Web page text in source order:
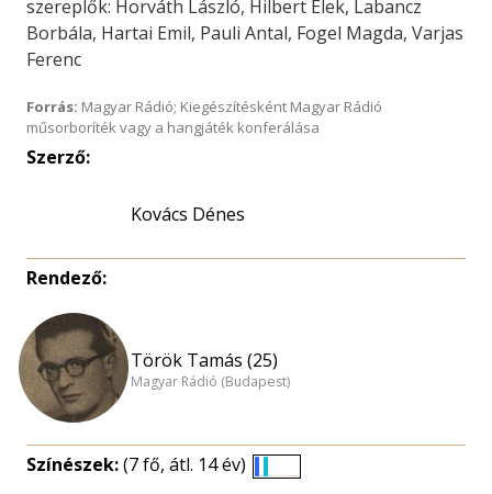
szereplők: Horváth László, Hilbert Elek, Labancz
Borbála, Hartai Emil, Pauli Antal, Fogel Magda, Varjas
Ferenc
Forrás: Magyar Rádió; Kiegészítésként Magyar Rádió
műsorboríték vagy a hangjáték konferálása
Szerző:
Kovács Dénes
Rendező:
Török Tamás (25)
Magyar Rádió (Budapest)
Színészek:(7 fő, átl. 14 év)